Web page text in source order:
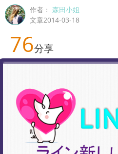
作者：森田小姐
文章2014-03-18
76分享